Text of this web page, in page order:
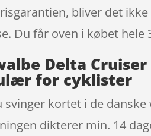
bliver det
Du får oven i købet hele
Delta
for cyklister
svinger kortet i de
dikterer min. 14